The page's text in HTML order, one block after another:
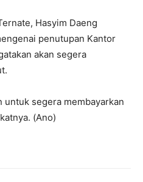
Hasyim Daeng
penutupan Kantor
akan segera
untuk segera membayarkan
(Ano)